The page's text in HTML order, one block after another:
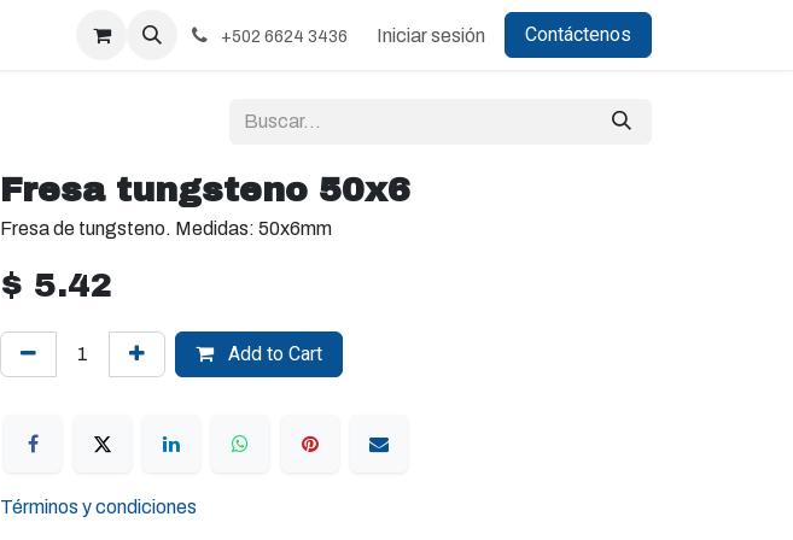
+502 6624 3436 Iniciar sesión Contáctenos
Fresa tungsteno 50x6
Fresa de tungsteno. Medidas: 50x6mm
$ 5.42
Add to Cart
Términos y condiciones